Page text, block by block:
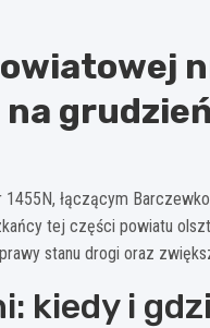
łączącym
tej części powiatu
stanu drogi oraz
kiedy i